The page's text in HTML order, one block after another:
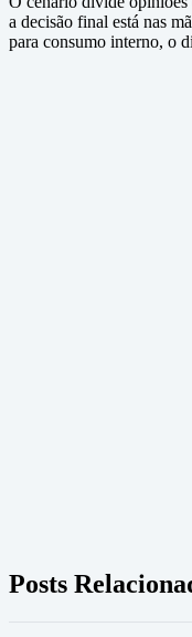
a decisão final está nas
para consumo interno, o
Posts